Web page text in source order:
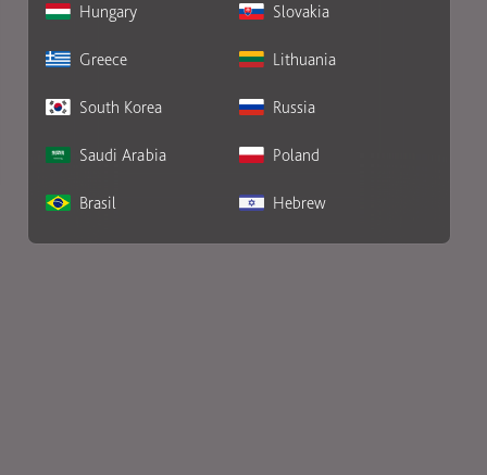
Hungary Slovakia
Greece Lithuania
South Korea Russia
Saudi Arabia Poland
Brasil Hebrew